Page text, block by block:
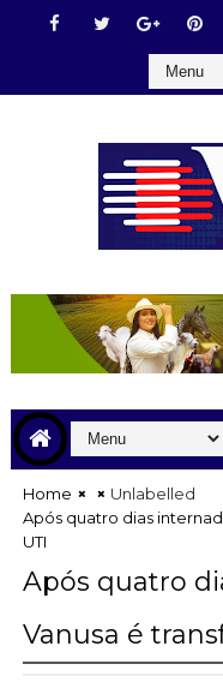
Home
Unlabelled
Após quatro dias
UTI
Após quatro
Vanusa é